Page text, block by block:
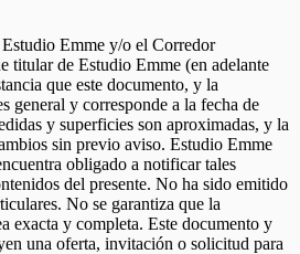
Emme y/o el Corredor
titular de Estudio Emme (en adelante
que este documento, y la
general y corresponde a la fecha de
y superficies son aproximadas, y la
sin previo aviso. Estudio Emme
obligado a notificar tales
del presente. No ha sido emitido
No se garantiza que la
exacta y completa. Este documento y
una oferta, invitación o solicitud para